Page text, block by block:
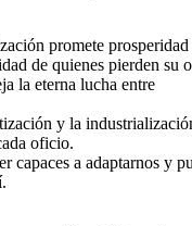
promete
de quienes pierden su
la eterna lucha entre
y la
oficio.
capaces a adaptarnos y